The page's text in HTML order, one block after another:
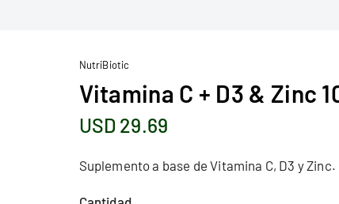
NutriBiotic
Vitamina C + D3 & Zinc
Precio
USD 29.69
Suplemento a base de Vitamina C, D3 y Zinc.